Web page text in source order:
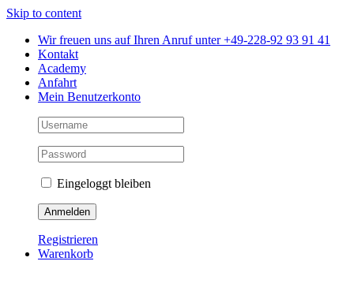
Skip to content
Wir freuen uns auf Ihren Anruf unter +49-228-92 93 91 41
Kontakt
Academy
Anfahrt
Mein Benutzerkonto
Eingeloggt bleiben
Registrieren
Warenkorb